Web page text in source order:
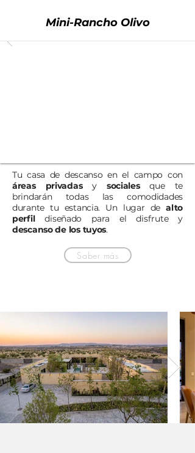
Mini-Rancho Olivo
Tu casa de descanso en el campo con
áreas privadasy socialesque te
brindarán todas las comodidades
durante tu estancia. Un lugar dealto
perfildiseñado para el disfrute y
descanso de los tuyos.
Saber más